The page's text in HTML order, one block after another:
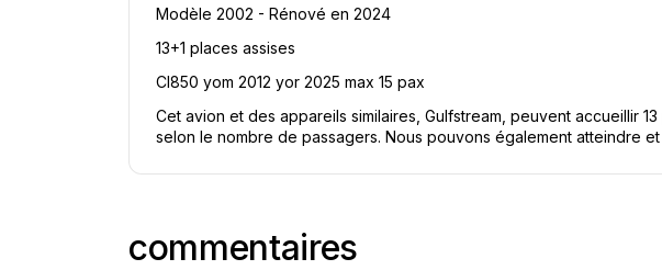
Modèle 2002 - Rénové en 2024
13+1 places assises
Cl850 yom 2012 yor 2025 max 15 pax
Cet avion et des appareils similaires, Gulfstream, peuvent accueillir
selon le nombre de passagers. Nous pouvons également atteindre
commentaires